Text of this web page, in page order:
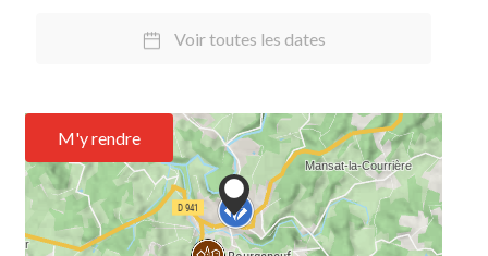
Voir toutes les dates
M'y rendre